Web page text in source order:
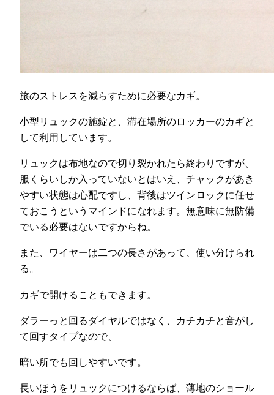
旅のストレスを減らすために必要なカギ。
小型リュックの施錠と、滞在場所のロッカーのカギと
して利用しています。
リュックは布地なので切り裂かれたら終わりですが、
服くらいしか入っていないとはいえ、チャックがあき
やすい状態は心配ですし、背後はツインロックに任せ
ておこうというマインドになれます。無意味に無防備
でいる必要はないですからね。
また、ワイヤーは二つの長さがあって、使い分けられ
る。
カギで開けることもできます。
ダラーっと回るダイヤルではなく、カチカチと音がし
て回すタイプなので、
暗い所でも回しやすいです。
長いほうをリュックにつけるならば、薄地のショール